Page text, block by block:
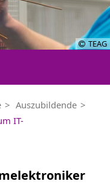
TEAG
Auszubildende
IT-